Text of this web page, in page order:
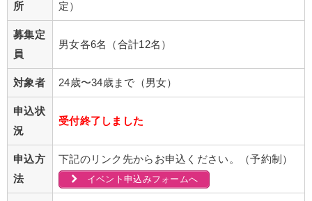
所
定）
募集定
員
男女各6名（合計12名）
対象者 24歳〜34歳まで（男女）
申込状
況
受付終了しました
申込方
法
下記のリンク先からお申込ください。（予約制）
イベント申込みフォームへ